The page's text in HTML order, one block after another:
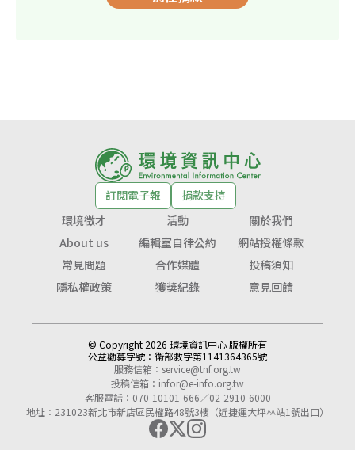
訂閱電子報
捐款支持
環境徵才
活動
關於我們
About us
編輯室自律公約
網站授權條款
常見問題
合作媒體
投稿須知
隱私權政策
獲獎紀錄 意見回饋
© Copyright 2026 環境資訊中心 版權所有
公益勸募字號： 衛部救字第1141364365號
服務信箱： service@tnf.org.tw
投稿信箱： infor@e-info.org.tw
客服電話：070-10101-666／02-2910-6000
地址：231023新北市新店區民權路48號3樓（近捷運大坪林站1號出口）